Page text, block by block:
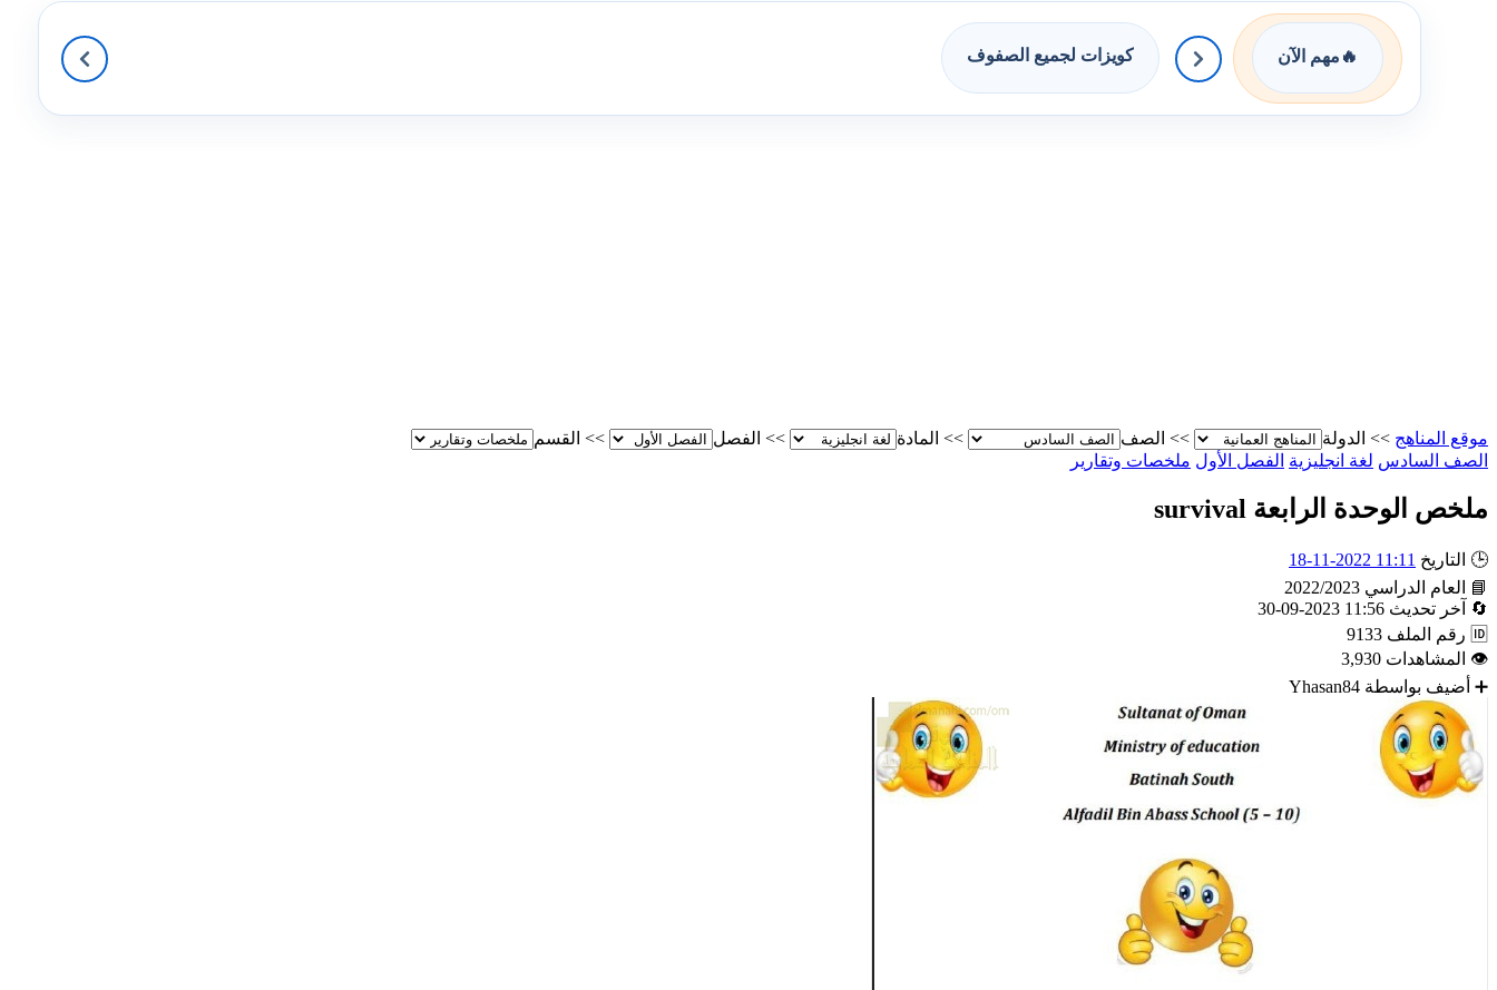
🔥 مهم الآن كويزات لجميع الصفوف
موقع المناهج >> الدولة >> الصف >> المادة >> الفصل >> القسم
الصف السادس لغة انجليزية الفصل الأول ملخصات وتقارير
ملخص الوحدة الرابعة survival
🕒 التاريخ 11:11 2022-11-18
📘
العام الدراسي 2022/2023
🔄
آخر تحديث 11:56 2023-09-30
🆔 رقم الملف 9133
👁 المشاهدات 3,930
➕ أضيف بواسطة Yhasan84